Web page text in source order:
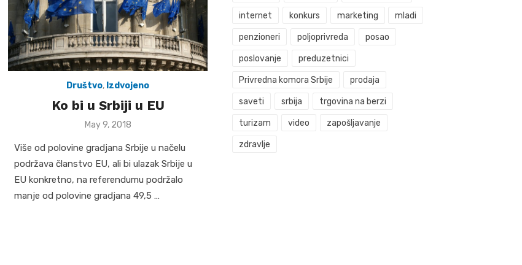
Društvo, Izdvojeno
Ko bi u Srbiji u EU
Posted
May 9, 2018
Više od polovine gradjana Srbije u načelu
podržava članstvo EU, ali bi ulazak Srbije u
EU konkretno, na referendumu podržalo
manje od polovine gradjana 49,5 …
internet konkurs marketing mladi
penzioneri poljoprivreda posao
poslovanje preduzetnici
Privredna komora Srbije prodaja
saveti srbija trgovina na berzi
turizam video zapošljavanje
zdravlje